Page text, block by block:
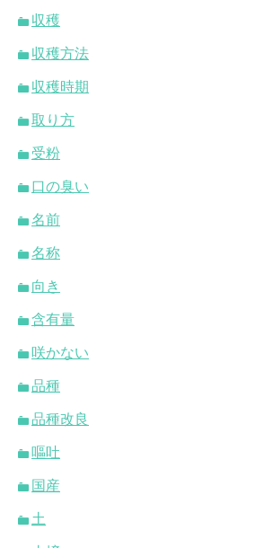
収穫
収穫方法
収穫時期
取り方
受粉
口の臭い
名前
名称
向き
含有量
咲かない
品種
品種改良
嘔吐
国産
土